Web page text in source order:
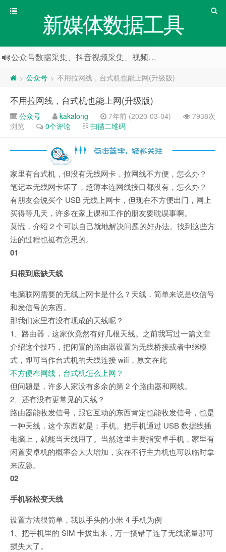
新媒体数据工具
公众号数据采集、抖音视频采集、视频号数据采集
> 公众号 > 不用拉网线，台式机也能上网(升级版)
不用拉网线，台式机也能上网(升级版)
公众号 kakalong 7年前 (2020-03-04)
7938次
浏览
0个评论 扫描二维码
家里有台式机，但没有无线网卡，拉网线不方便，怎么办？
笔记本无线网卡坏了，超薄本连网线接口都没有，怎么办？
有朋友会说买个 USB 无线上网卡，但现在不方便出门，网上
买得等几天，许多在家上课和工作的朋友要耽误事啊。
莫慌，介绍 2 个可以自己就地解决问题的好办法。找到这些方
法的过程也挺有意思的。
01
归根到底缺天线
电脑联网需要的无线上网卡是什么？天线，简单来说是收信号
和发信号的东西。
那我们家里有没有现成的天线呢？
1、路由器，这家伙竟然有好几根天线。之前我写过一篇文章
介绍这个技巧，把闲置的路由器设置为无线桥接或者中继模
式，即可当作台式机的天线连接 wifi，原文在此
不方便布网线，台式机怎么上网？
但问题是，许多人家没有多余的第 2 个路由器和网线。
2、还有没有更常见的天线？
路由器能收发信号，跟它互动的东西肯定也能收发信号，也是
一种天线，这个东西就是：手机。把手机通过 USB 数据线插
电脑上，就能当天线用了。当然这里主要指安卓手机，家里有
闲置安卓机的概率会大大增加，实在不行主力机也可以临时拿
来应急。
02
手机轻松变天线
设置方法很简单，我以手头的小米 4 手机为例
1、把手机里的 SIM 卡拔出来，万一搞错了连了无线流量那可
损失大了。